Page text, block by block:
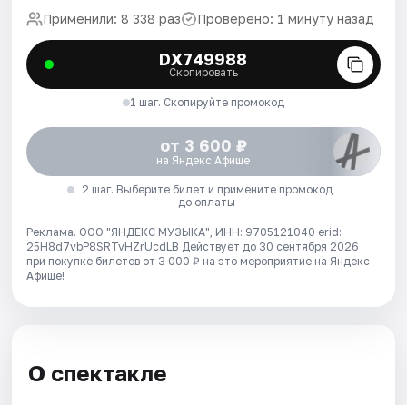
Применили: 8 338 раз Проверено: 1 минуту назад
DX749988
Скопировать
1 шаг. Скопируйте промокод
от 3 600 ₽
на Яндекс Афише
2 шаг. Выберите билет и примените промокод
до оплаты
Реклама. ООО "ЯНДЕКС МУЗЫКА", ИНН: 9705121040 erid:
25H8d7vbP8SRTvHZrUcdLB Действует до 30 сентября 2026
при покупке билетов от 3 000 ₽ на это мероприятие на Яндекс
Афише!
О спектакле